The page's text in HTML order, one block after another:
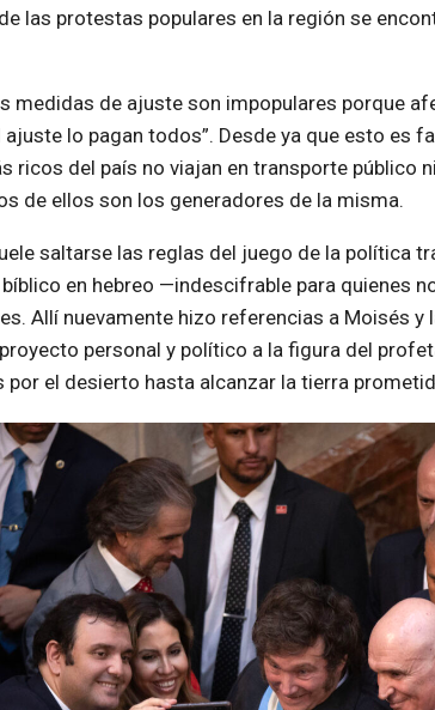
las protestas populares en la región se
medidas de ajuste son impopulares porque
ajuste lo pagan todos”. Desde ya que esto es
ricos del país no viajan en transporte público
de ellos son los generadores de la misma.
saltarse las reglas del juego de la política
en hebreo —indescifrable para quienes
Allí nuevamente hizo referencias a Moisés y
personal y político a la figura del
por el desierto hasta alcanzar la tierra